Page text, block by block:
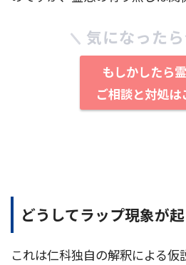
気になった
もしかしたら
ご相談と対処は
どうしてラップ現象が
これは仁科独自の解釈による仮